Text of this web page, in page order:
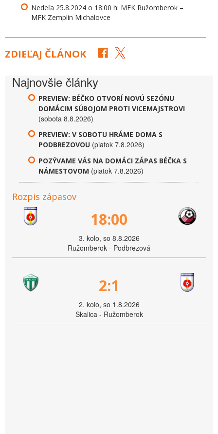
Nedeľa 25.8.2024 o 18:00 h: MFK Ružomberok –
MFK Zemplín Michalovce
ZDIEĽAJ ČLÁNOK
Najnovšie články
PREVIEW: BÉČKO OTVORÍ NOVÚ SEZÓNU
DOMÁCIM SÚBOJOM PROTI VICEMAJSTROVI
(sobota 8.8.2026)
PREVIEW: V SOBOTU HRÁME DOMA S
PODBREZOVOU (piatok 7.8.2026)
POZÝVAME VÁS NA DOMÁCI ZÁPAS BÉČKA S
NÁMESTOVOM (piatok 7.8.2026)
Rozpis zápasov
18:00
3. kolo, so 8.8.2026
Ružomberok - Podbrezová
2:1
2. kolo, so 1.8.2026
Skalica - Ružomberok